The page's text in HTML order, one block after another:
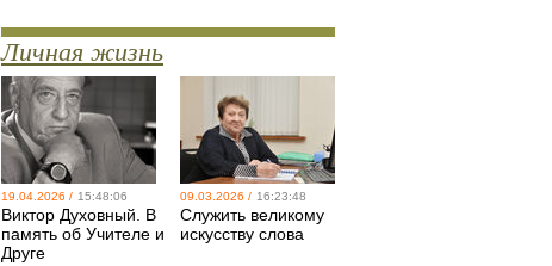
Личная жизнь
19.04.2026 / 15:48:06
Виктор Духовный. В
память об Учителе и
Друге
09.03.2026 / 16:23:48
Служить великому
искусству слова